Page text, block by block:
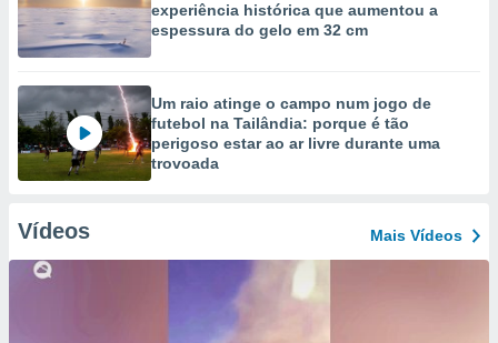
experiência histórica que aumentou a
espessura do gelo em 32 cm
Um raio atinge o campo num jogo de
futebol na Tailândia: porque é tão
perigoso estar ao ar livre durante uma
trovoada
Vídeos Mais Vídeos